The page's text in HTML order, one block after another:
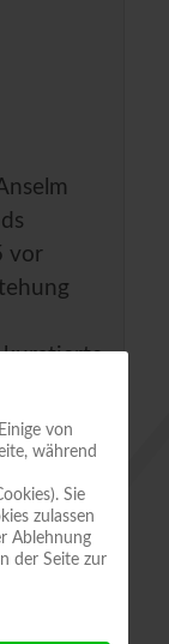
vor
kuratierte
mit
und
und
stellt
vor, die
von
während
Sie
zulassen
Ablehnung
der Seite zur